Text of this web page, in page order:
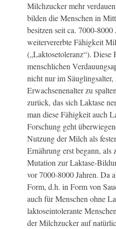
Milchzucker mehr
bilden die Menschen in
besitzen seit ca. 7000-8000
weitervererbte Fähigkeit
(„Laktosetoleranz“). Diese
menschlichen
nicht nur im
Erwachsenenalter zu
zurück, das sich Laktase
man diese Fähigkeit auch
Forschung geht
Nutzung der Milch als
Ernährung erst begann, als
Mutation zur Laktase-
vor 7000-8000 Jahren. Da
Form, d.h. in Form von
auch für Menschen ohne
laktoseintolerante
der Milchzucker auf